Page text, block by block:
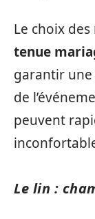
Le choix
tenue
garantir une
de
peuvent
Le lin :